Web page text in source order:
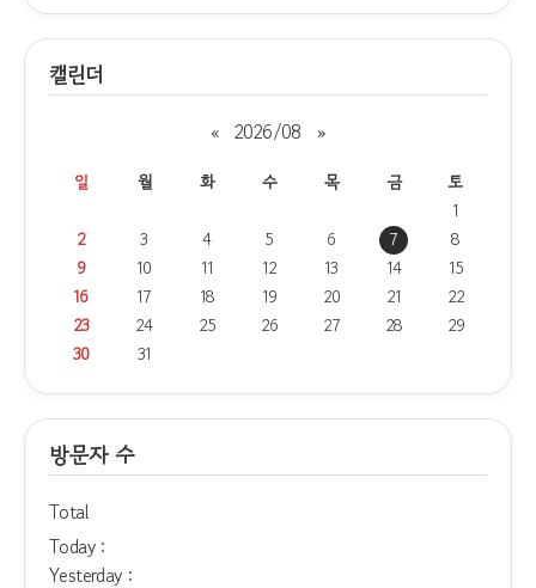
캘린더
« 2026/08 »
일 월 화 수 목 금
토
1
2
3 4 5 6 7
8
9
10 11 12 13 14
15
16
17 18 19 20 21
22
23
24 25 26 27 28
29
30
31
방문자 수
Total
Today :
Yesterday :